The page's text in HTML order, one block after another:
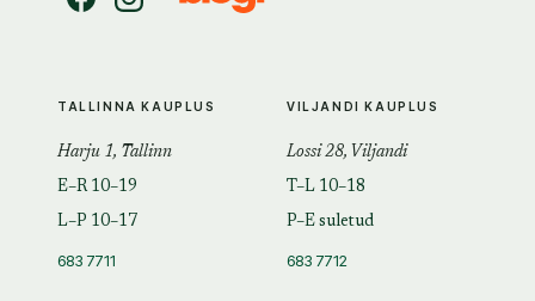
TALLINNA KAUPLUS
Harju 1, Tallinn
E–R 10–19
L–P 10–17
683 7711
VILJANDI KAUPLUS
Lossi 28, Viljandi
T–L 10–18
P–E suletud
683 7712